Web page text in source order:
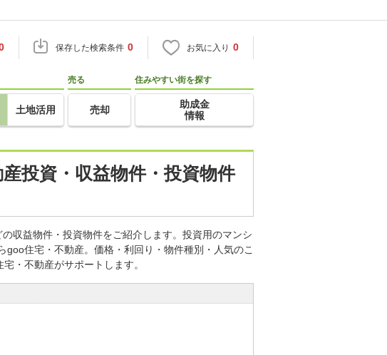
保存した検索条件 0 お気に入り 0
土地活用
売る
売却
住みやすい街を探す
助成金
情報
投資・収益物件・投資物件
収益物件・投資物件をご紹介します。投資用のマンシ
住宅・不動産。価格・利回り・物件種別・人気のこ
・不動産がサポートします。